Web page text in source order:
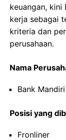
keuangan, kini
kerja sebagai
kriteria dan
perusahaan.
Nama
Bank Mandiri
Posisi yang
Fronliner